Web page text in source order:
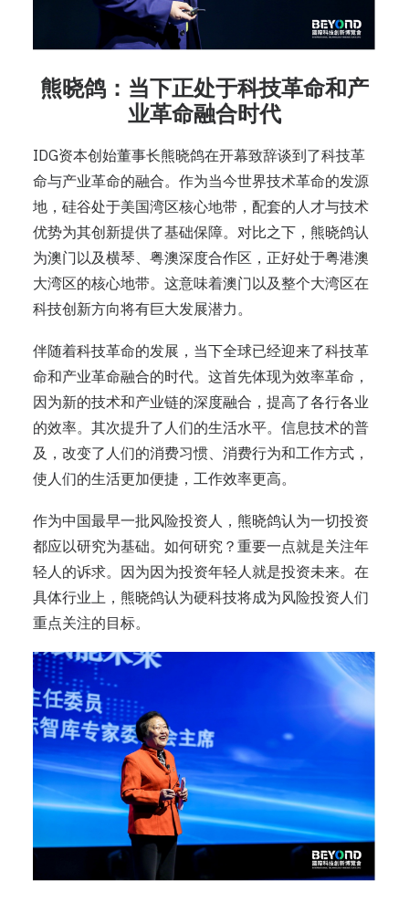
熊晓鸽：当下正处于科技革命和产
业革命融合时代
IDG资本创始董事长熊晓鸽在开幕致辞谈到了科技革
命与产业革命的融合。作为当今世界技术革命的发源
地，硅谷处于美国湾区核心地带，配套的人才与技术
优势为其创新提供了基础保障。对比之下，熊晓鸽认
为澳门以及横琴、粤澳深度合作区，正好处于粤港澳
大湾区的核心地带。这意味着澳门以及整个大湾区在
科技创新方向将有巨大发展潜力。
伴随着科技革命的发展，当下全球已经迎来了科技革
命和产业革命融合的时代。这首先体现为效率革命，
因为新的技术和产业链的深度融合，提高了各行各业
的效率。其次提升了人们的生活水平。信息技术的普
及，改变了人们的消费习惯、消费行为和工作方式，
使人们的生活更加便捷，工作效率更高。
作为中国最早一批风险投资人，熊晓鸽认为一切投资
都应以研究为基础。如何研究？重要一点就是关注年
轻人的诉求。因为因为投资年轻人就是投资未来。在
具体行业上，熊晓鸽认为硬科技将成为风险投资人们
重点关注的目标。